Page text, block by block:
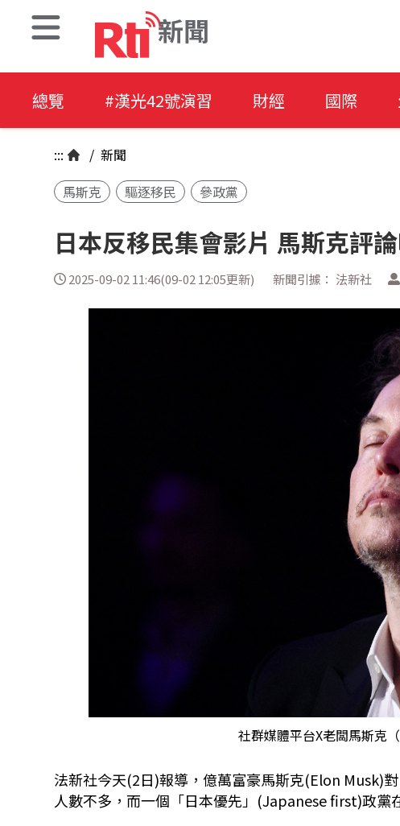
新聞
總覽 #漢光42號演習 財經 國際
::: / 新聞
馬斯克
驅逐移民 參政黨
日本反移民集會影片 馬斯克評
2025-09-02 11:46(09-02 12:05更新) 新聞引據： 法新社
社群媒體平台X老闆馬斯克
法新社今天(2日)報導，億萬富豪馬斯克(Elon Musk)
人數不多，而一個「日本優先」 (Japanese first)政黨